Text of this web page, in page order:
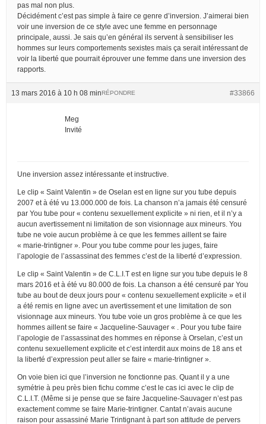
pas mal non plus.
Décidément c’est pas simple à faire ce genre d’inversion. J’aimerai bien
voir une inversion de ce style avec une femme en personnage
principale, aussi. Je sais qu’en général ils servent à sensibiliser les
hommes sur leurs comportements sexistes mais ça serait intéressant de
voir la liberté que pourrait éprouver une femme dans une inversion des
rapports.
13 mars 2016 à 10 h 08 min #33866
RÉPONDRE
Meg
Invité
Une inversion assez intéressante et instructive.
Le clip « Saint Valentin » de Oselan est en ligne sur you tube depuis
2007 et à été vu 13.000.000 de fois. La chanson n’a jamais été censuré
par You tube pour « contenu sexuellement explicite » ni rien, et il n’y a
aucun avertissement ni limitation de son visionnage aux mineurs. You
tube ne voie aucun problème à ce que les femmes aillent se faire
« marie-trintigner ». Pour you tube comme pour les juges, faire
l’apologie de l’assassinat des femmes c’est de la liberté d’expression.
Le clip « Saint Valentin » de C.L.I.T est en ligne sur you tube depuis le 8
mars 2016 et à été vu 80.000 de fois. La chanson a été censuré par You
tube au bout de deux jours pour « contenu sexuellement explicite » et il
a été remis en ligne avec un avertissement et une limitation de son
visionnage aux mineurs. You tube voie un gros problème à ce que les
hommes aillent se faire « Jacqueline-Sauvager « . Pour you tube faire
l’apologie de l’assassinat des hommes en réponse à Orselan, c’est un
contenu sexuellement explicite et c’est interdit aux moins de 18 ans et
la liberté d’expression peut aller se faire « marie-trintigner ».
On voie bien ici que l’inversion ne fonctionne pas. Quant il y a une
symétrie à peu près bien fichu comme c’est le cas ici avec le clip de
C.L.I.T. (Même si je pense que se faire Jacqueline-Sauvager n’est pas
exactement comme se faire Marie-trintigner. Cantat n’avais aucune
raison pour assassiné Marie Trintignant à part son attitude de pervers